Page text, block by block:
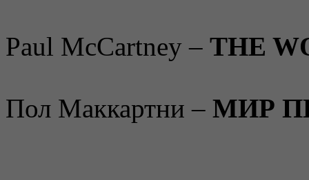
Paul McCartney – THE
Пол Маккартни – МИР